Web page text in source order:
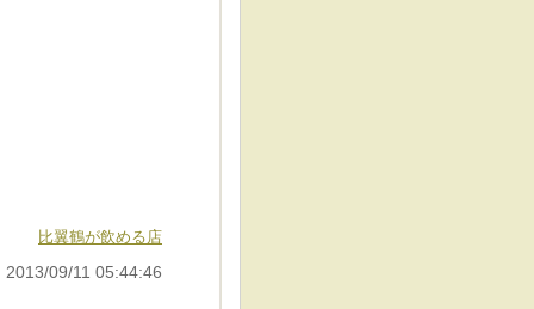
比翼鶴が飲める店
09/11 05:44:46